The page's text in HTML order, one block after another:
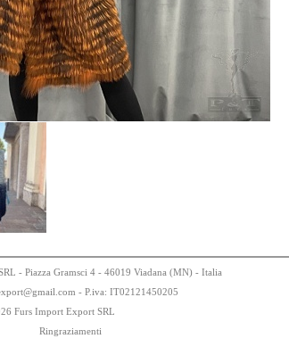
- Piazza Gramsci 4 - 46019 Viadana (MN) - Italia
@gmail.com - P.iva: IT02121450205
Furs Import Export SRL
Ringraziamenti